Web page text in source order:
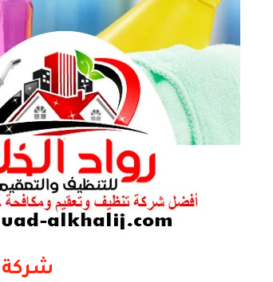
شركة